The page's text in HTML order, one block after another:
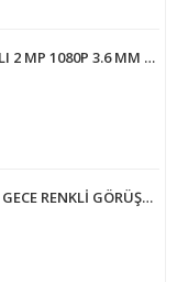
ARNA 3 İÇ 3 DIŞ KAMERALI 2 MP 1080P 3.6 MM GENİŞ AÇILI 320 GB HARDDİSK DAHİL AHD GÜVENLİK KAMERA SETİ - ST-233320
14 KAMERALI WARM LED GECE RENKLİ GÖRÜŞLÜ 3.6MM 500 GB HDD DAHİL GÜVENLİK SETİ - 14500W